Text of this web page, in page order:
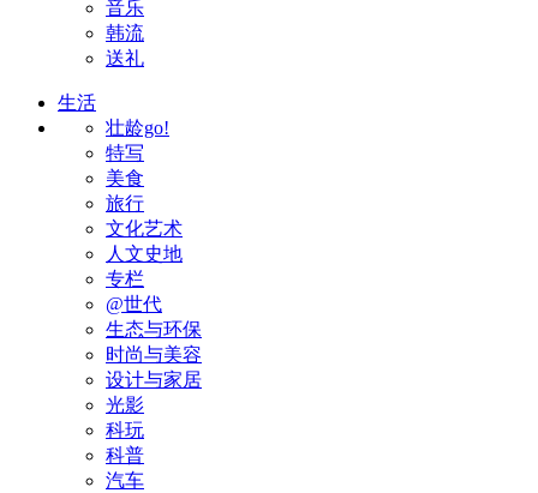
音乐
韩流
送礼
生活
壮龄go!
特写
美食
旅行
文化艺术
人文史地
专栏
@世代
生态与环保
时尚与美容
设计与家居
光影
科玩
科普
汽车